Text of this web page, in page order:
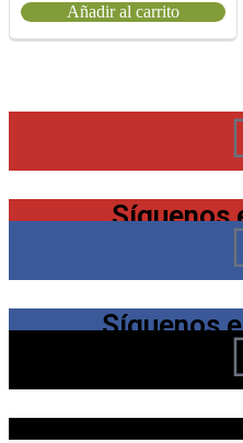
Añadir al carrito
Síguenos
Síguenos
Síguenos